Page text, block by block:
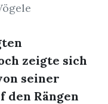
zeigte sich
seiner
den Rängen